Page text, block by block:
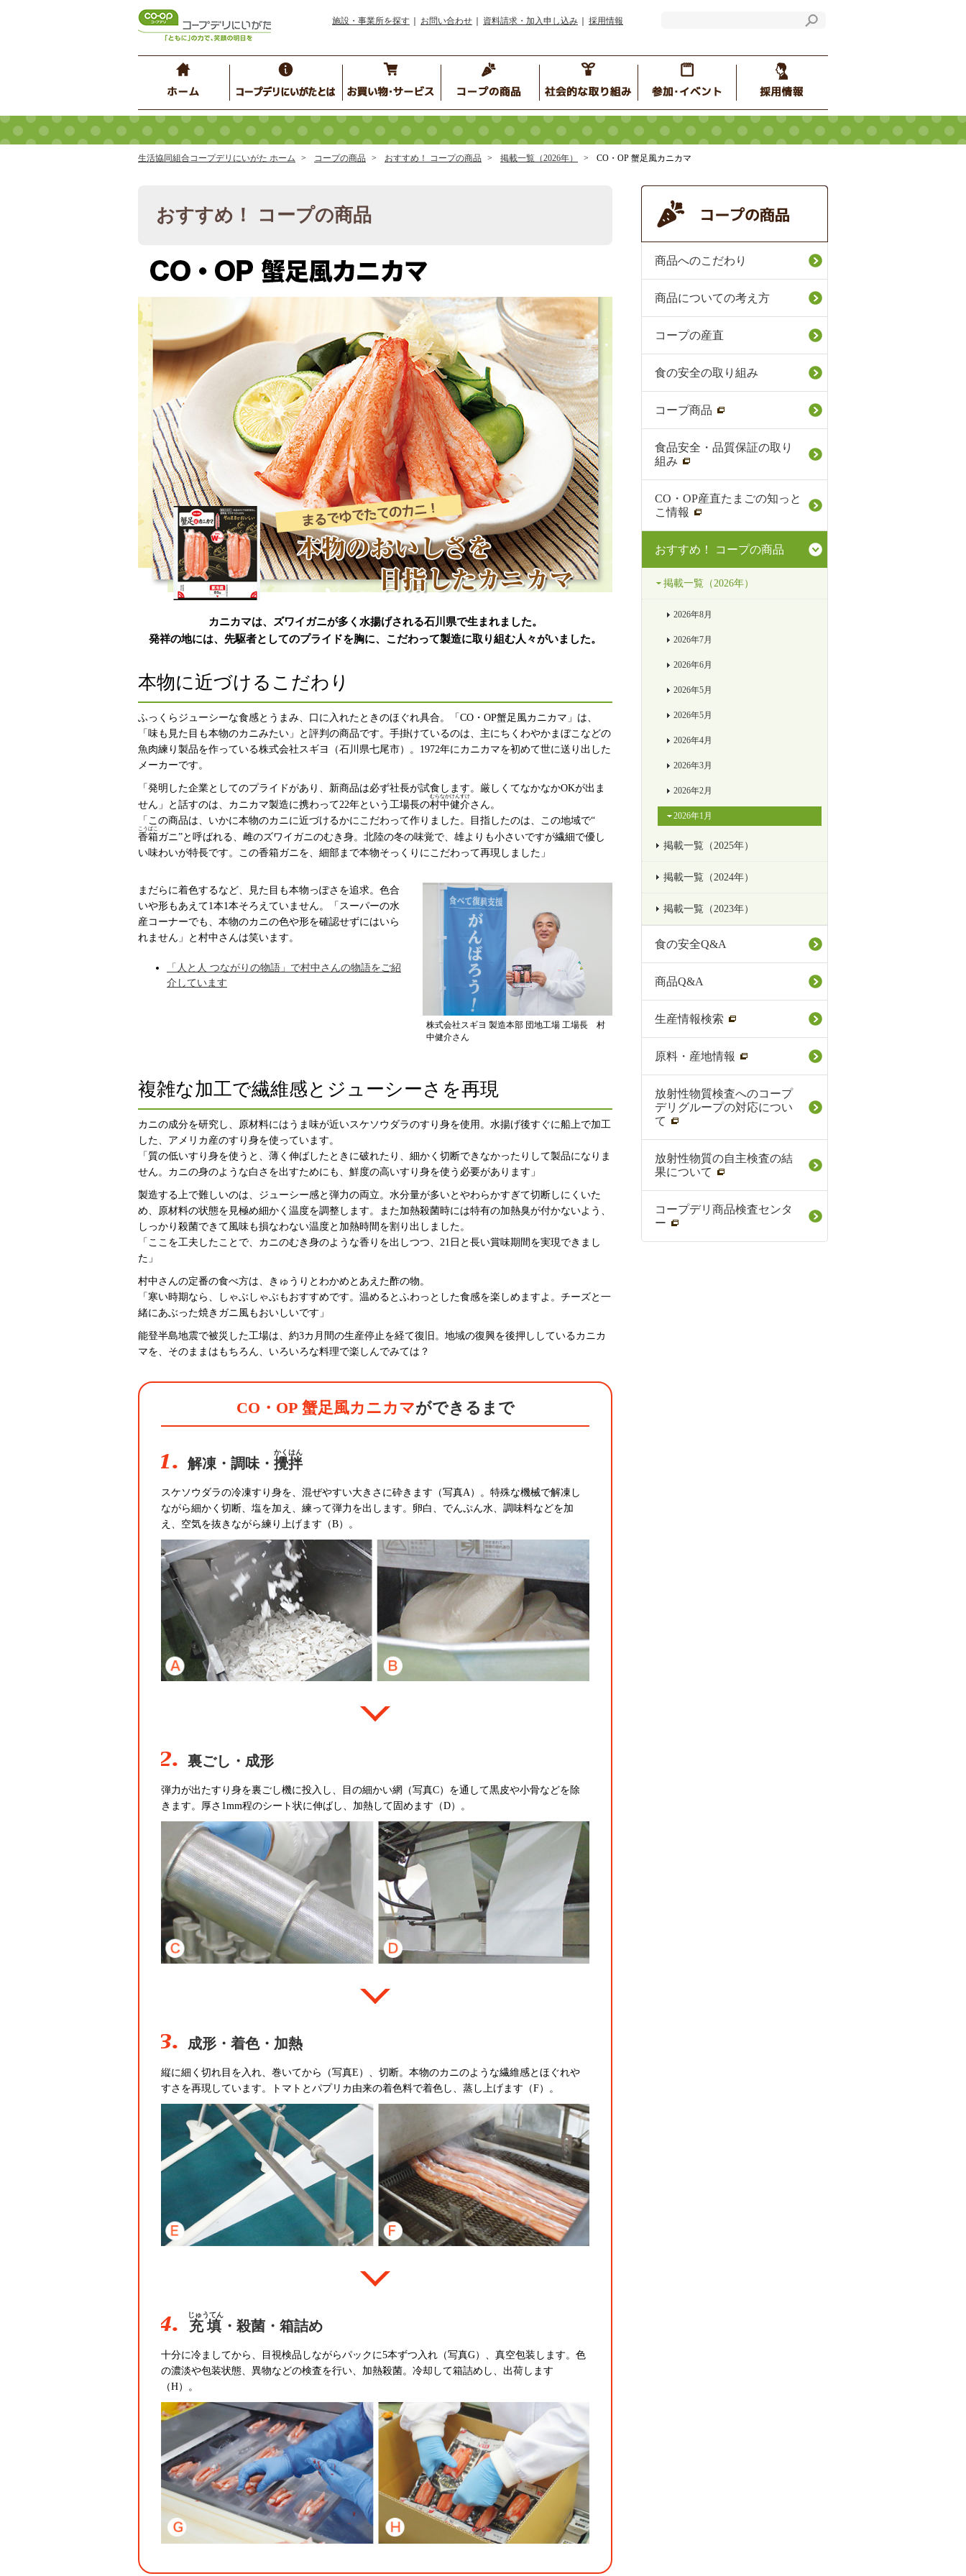
施設・事業所を探す お問い合わせ 資料請求・加入申し込み 採用情報
生活協同組合コープデリにいがた ホーム コープの商品 おすすめ！ コープの商品 掲載一覧（2026年） CO・OP 蟹足風カニカマ
おすすめ！ コープの商品
カニカマは、ズワイガニが多く水揚げされる石川県で生まれました。
発祥の地には、先駆者としてのプライドを胸に、こだわって製造に取り組む人々がいました。
本物に近づけるこだわり
ふっくらジューシーな食感とうまみ、口に入れたときのほぐれ具合。「CO・OP蟹足風カニカマ」は、
「味も見た目も本物のカニみたい」と評判の商品です。手掛けているのは、主にちくわやかまぼこなどの
魚肉練り製品を作っている株式会社スギヨ（石川県七尾市）。1972年にカニカマを初めて世に送り出した
メーカーです。
「発明した企業としてのプライドがあり、新商品は必ず社長が試食します。厳しくてなかなかOKが出ま
せん」と話すのは、カニカマ製造に携わって22年という工場長の村中健介
むらなかけんすけ
さん。
「この商品は、いかに本物のカニに近づけるかにこだわって作りました。目指したのは、この地域で“
香箱
こうばこ
ガニ”と呼ばれる、雌のズワイガニのむき身。北陸の冬の味覚で、雄よりも小さいですが繊細で優し
い味わいが特長です。この香箱ガニを、細部まで本物そっくりにこだわって再現しました」
まだらに着色するなど、見た目も本物っぽさを追求。色合
いや形もあえて1本1本そろえていません。「スーパーの水
産コーナーでも、本物のカニの色や形を確認せずにはいら
れません」と村中さんは笑います。
「人と人 つながりの物語」で村中さんの物語をご紹
介しています
株式会社スギヨ 製造本部 団地工場 工場長 村
中健介さん
複雑な加工で繊維感とジューシーさを再現
カニの成分を研究し、原材料にはうま味が近いスケソウダラのすり身を使用。水揚げ後すぐに船上で加工
した、アメリカ産のすり身を使っています。
「質の低いすり身を使うと、薄く伸ばしたときに破れたり、細かく切断できなかったりして製品になりま
せん。カニの身のような白さを出すためにも、鮮度の高いすり身を使う必要があります」
製造する上で難しいのは、ジューシー感と弾力の両立。水分量が多いとやわらかすぎて切断しにくいた
め、原材料の状態を見極め細かく温度を調整します。また加熱殺菌時には特有の加熱臭が付かないよう、
しっかり殺菌できて風味も損なわない温度と加熱時間を割り出しました。
「ここを工夫したことで、カニのむき身のような香りを出しつつ、21日と長い賞味期間を実現できまし
た」
村中さんの定番の食べ方は、きゅうりとわかめとあえた酢の物。
「寒い時期なら、しゃぶしゃぶもおすすめです。温めるとふわっとした食感を楽しめますよ。チーズと一
緒にあぶった焼きガニ風もおいしいです」
能登半島地震で被災した工場は、約3カ月間の生産停止を経て復旧。地域の復興を後押ししているカニカ
マを、そのままはもちろん、いろいろな料理で楽しんでみては？
CO・OP 蟹足風カニカマができるまで
1. 解凍・調味・ 攪拌
かくはん
スケソウダラの冷凍すり身を、混ぜやすい大きさに砕きます（写真A）。特殊な機械で解凍し
ながら細かく切断、塩を加え、練って弾力を出します。卵白、でんぷん水、調味料などを加
え、空気を抜きながら練り上げます（B）。
2. 裏ごし・成形
弾力が出たすり身を裏ごし機に投入し、目の細かい網（写真C）を通して黒皮や小骨などを除
きます。厚さ1mm程のシート状に伸ばし、加熱して固めます（D）。
3. 成形・着色・加熱
縦に細く切れ目を入れ、巻いてから（写真E）、切断。本物のカニのような繊維感とほぐれや
すさを再現しています。トマトとパプリカ由来の着色料で着色し、蒸し上げます（F）。
4. 充填
じゅうてん
・殺菌・箱詰め
十分に冷ましてから、目視検品しながらパックに5本ずつ入れ（写真G）、真空包装します。色
の濃淡や包装状態、異物などの検査を行い、加熱殺菌。冷却して箱詰めし、出荷します
（H）。
商品へのこだわり
商品についての考え方
コープの産直
食の安全の取り組み
コープ商品
食品安全・品質保証の取り
組み
CO・OP産直たまごの知っと
こ情報
おすすめ！ コープの商品
掲載一覧（2026年）
2026年8月
2026年7月
2026年6月
2026年5月
2026年5月
2026年4月
2026年3月
2026年2月
2026年1月
掲載一覧（2025年）
掲載一覧（2024年）
掲載一覧（2023年）
食の安全Q&A
商品Q&A
生産情報検索
原料・産地情報
放射性物質検査へのコープ
デリグループの対応につい
て
放射性物質の自主検査の結
果について
コープデリ商品検査センタ
ー